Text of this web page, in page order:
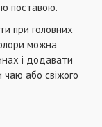
поставою.
при головних
можна
і додавати
чаю або свіжого